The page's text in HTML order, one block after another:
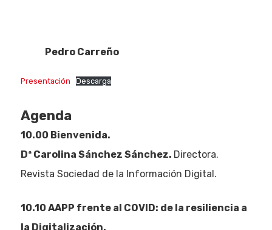
Pedro Carreño
Presentación Descarga
Agenda
10.00 Bienvenida.
Dª Carolina Sánchez Sánchez. Directora.
Revista Sociedad de la Información Digital.
10.10 AAPP frente al COVID: de la resiliencia a
la Digitalización.